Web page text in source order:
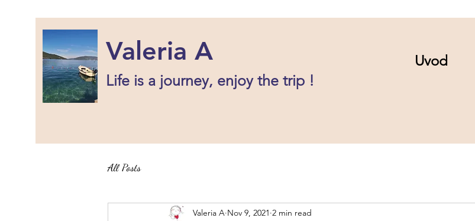
Valeria A
Life is a journey, enjoy the trip !
Uvod
All Posts
Valeria A Nov 9, 2021 2 min read